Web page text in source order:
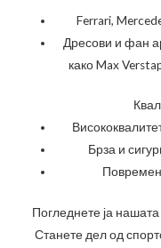
Ferrari,
Дресови и фан
како Max
Брза и
Погледнете ја
Станете дел од